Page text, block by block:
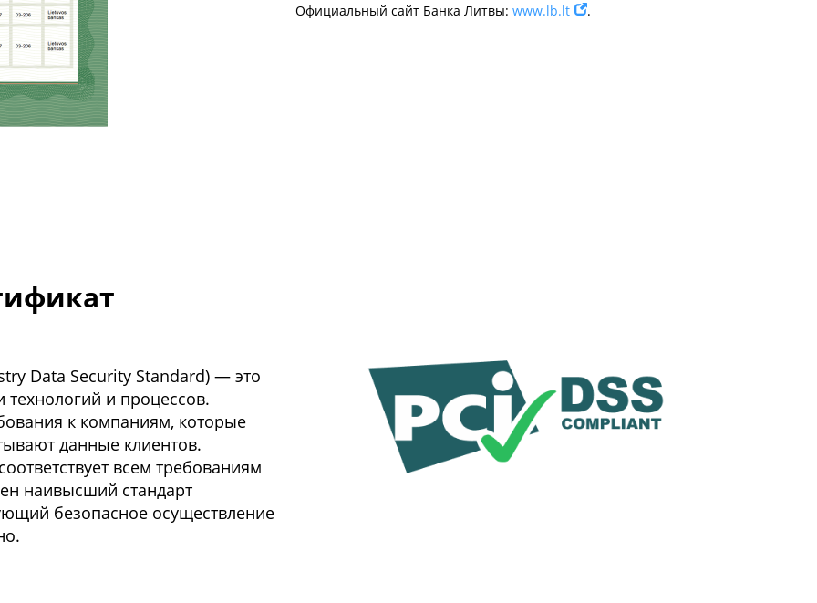
Официальный сайт Банка Литвы: www.lb.lt .
Data Security Standard) — это
и процессов.
к компаниям, которые
данные клиентов.
всем требованиям
наивысший стандарт
безопасное осуществление